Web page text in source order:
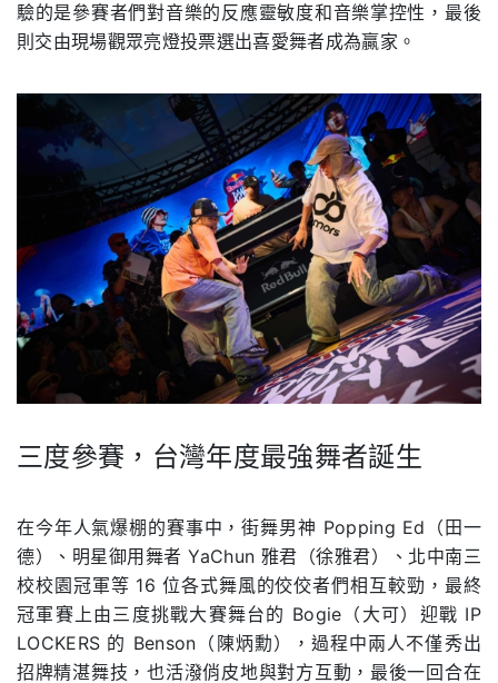
驗的是參賽者們對音樂的反應靈敏度和音樂掌控性，最後
則交由現場觀眾亮燈投票選出喜愛舞者成為贏家。
三度參賽，台灣年度最強舞者誕生
在今年人氣爆棚的賽事中，街舞男神 Popping Ed（田一
德）、明星御用舞者 YaChun 雅君（徐雅君）、北中南三
校校園冠軍等 16 位各式舞風的佼佼者們相互較勁，最終
冠軍賽上由三度挑戰大賽舞台的 Bogie（大可）迎戰 IP
LOCKERS 的 Benson（陳炳勳），過程中兩人不僅秀出
招牌精湛舞技，也活潑俏皮地與對方互動，最後一回合在